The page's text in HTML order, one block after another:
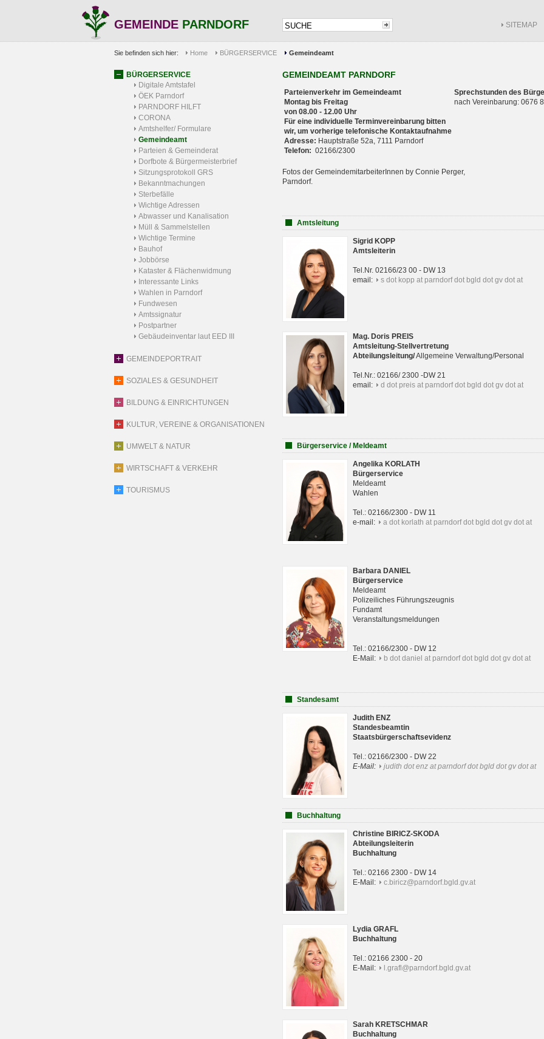
GEMEINDE PARNDORF SITEMAP
Sie befinden sich hier: Home BÜRGERSERVICE Gemeindeamt
BÜRGERSERVICE
Digitale Amtstafel
ÖEK Parndorf
PARNDORF HILFT
CORONA
Amtshelfer/ Formulare
Gemeindeamt
Parteien & Gemeinderat
Dorfbote & Bürgermeisterbrief
Sitzungsprotokoll GRS
Bekanntmachungen
Sterbefälle
Wichtige Adressen
Abwasser und Kanalisation
Müll & Sammelstellen
Wichtige Termine
Bauhof
Jobbörse
Kataster & Flächenwidmung
Interessante Links
Wahlen in Parndorf
Fundwesen
Amtssignatur
Postpartner
Gebäudeinventar laut EED III
GEMEINDEPORTRAIT
SOZIALES & GESUNDHEIT
BILDUNG & EINRICHTUNGEN
KULTUR, VEREINE & ORGANISATIONEN
UMWELT & NATUR
WIRTSCHAFT & VERKEHR
TOURISMUS
GEMEINDEAMT PARNDORF
Parteienverkehr im Gemeindeamt
Montag bis Freitag
von 08.00 - 12.00 Uhr
Für eine individuelle Terminvereinbarung bitten
wir, um vorherige telefonische Kontaktaufnahme
Adresse: Hauptstraße 52a, 7111 Parndorf
Telefon: 02166/2300
Sprechstunden des
nach Vereinbarung: 0676
Fotos der GemeindemitarbeiterInnen by Connie Perger,
Parndorf.
Amtsleitung
Sigrid KOPP
Amtsleiterin
Tel.Nr. 02166/23 00 - DW 13
email:
s dot kopp at parndorf dot bgld dot gv dot at
Mag. Doris PREIS
Amtsleitung-Stellvertretung
Abteilungsleitung/Allgemeine Verwaltung/Personal
Tel.Nr.: 02166/ 2300 -DW 21
email:
d dot preis at parndorf dot bgld dot gv dot at
Bürgerservice / Meldeamt
Angelika KORLATH
Bürgerservice
Meldeamt
Wahlen
Tel.: 02166/2300 - DW 11
e-mail:
a dot korlath at parndorf dot bgld dot gv dot at
Barbara DANIEL
Bürgerservice
Meldeamt
Polizeiliches Führungszeugnis
Fundamt
Veranstaltungsmeldungen
Tel.: 02166/2300 - DW 12
E-Mail:
b dot daniel at parndorf dot bgld dot gv dot at
Standesamt
Judith ENZ
Standesbeamtin
Staatsbürgerschaftsevidenz
Tel.: 02166/2300 - DW 22
E-Mail:
judith dot enz at parndorf dot bgld dot gv dot at
Buchhaltung
Christine BIRICZ-SKODA
Abteilungsleiterin
Buchhaltung
Tel.: 02166 2300 - DW 14
E-Mail:
c.biricz@parndorf.bgld.gv.at
Lydia GRAFL
Buchhaltung
Tel.: 02166 2300 - 20
E-Mail:
l.grafl@parndorf.bgld.gv.at
Sarah KRETSCHMAR
Buchhaltung